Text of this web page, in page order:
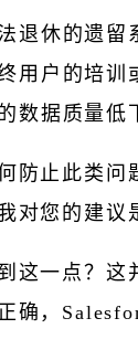
退休的遗留
用户的培训
数据质量低
防止此类问
对您的建议
这一点？这
确，